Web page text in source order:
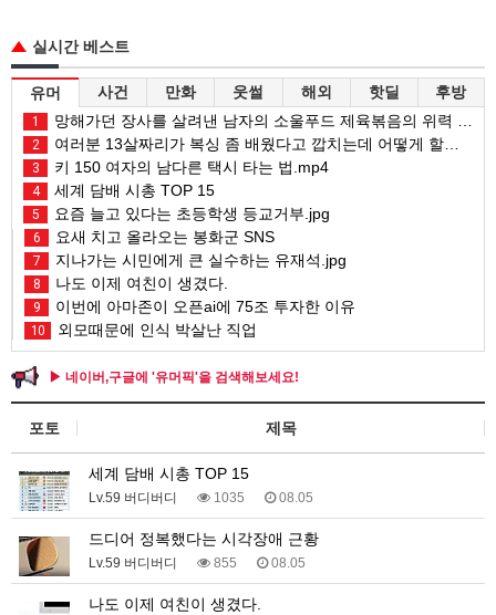
실시간 베스트
유머 사건 만화 웃썰 해외 핫딜 후방
1 망해가던 장사를 살려낸 남자의 소울푸드 제육볶음의 위력 ㅋㅋ
2 여러분 13살짜리가 복싱 좀 배웠다고 깝치는데 어떻게 할까요?
3 키 150 여자의 남다른 택시 타는 법.mp4
4 세계 담배 시총 TOP 15
5 요즘 늘고 있다는 초등학생 등교거부.jpg
6 요새 치고 올라오는 봉화군 SNS
7 지나가는 시민에게 큰 실수하는 유재석.jpg
8 나도 이제 여친이 생겼다.
9 이번에 아마존이 오픈ai에 75조 투자한 이유
10 외모때문에 인식 박살난 직업
▶ 네이버,구글에 '유머픽'을 검색해보세요!
포토 제목
세계 담배 시총 TOP 15
Lv.59 버디버디 1035 08.05
드디어 정복했다는 시각장애 근황
Lv.59 버디버디 855 08.05
나도 이제 여친이 생겼다.